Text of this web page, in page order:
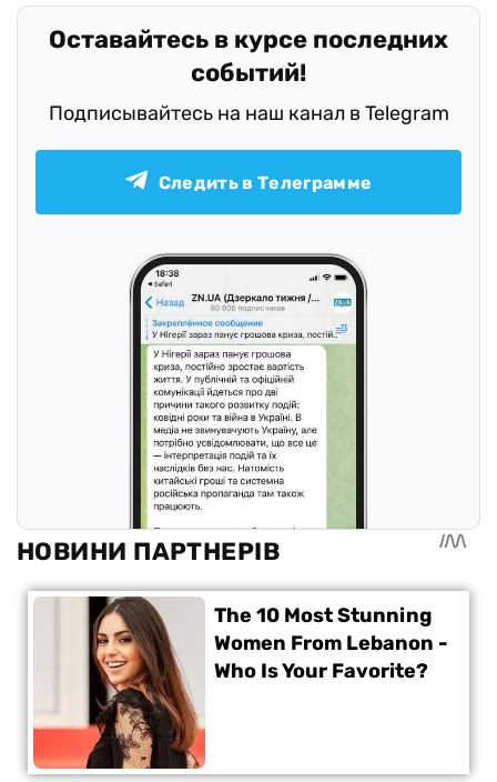
Оставайтесь в курсе последних
событий!
Подписывайтесь на наш канал в Telegram
Следить в Телеграмме